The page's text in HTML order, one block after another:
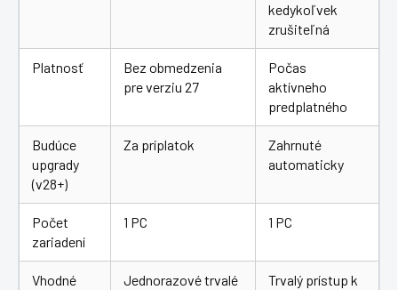
kedykoľvek
zrušiteľná
Platnosť
Bez obmedzenia
pre verziu 27
Počas
aktívneho
predplatného
Budúce
upgrady
(v28+)
Za príplatok
Zahrnuté
automaticky
Počet
zariadení
1 PC 1 PC
Vhodné
Jednorazové trvalé
Trvalý prístup k